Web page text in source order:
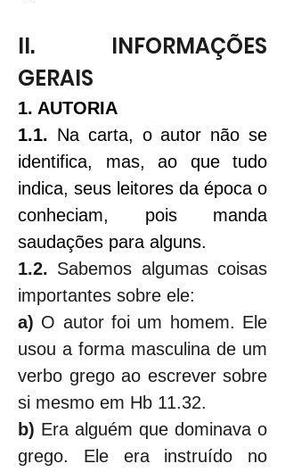
II. INFORMAÇÕES
GERAIS
1. AUTORIA
1.1. Na carta, o autor não se
identifica, mas, ao que tudo
indica, seus leitores da época o
conheciam, pois manda
saudações para alguns.
1.2. Sabemos algumas coisas
importantes sobre ele:
a) O autor foi um homem. Ele
usou a forma masculina de um
verbo grego ao escrever sobre
si mesmo em Hb 11.32.
b) Era alguém que dominava o
grego. Ele era instruído no